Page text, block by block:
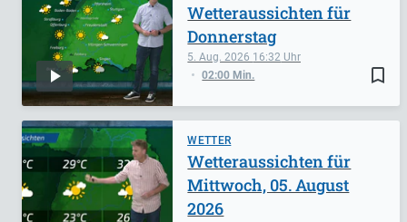
bookmark_border
5. Aug. 2026 16:32
02:00 Min.
Wetteraussichten für
Donnerstag
WETTER
Wetteraussichten für
Mittwoch, 05. August
2026